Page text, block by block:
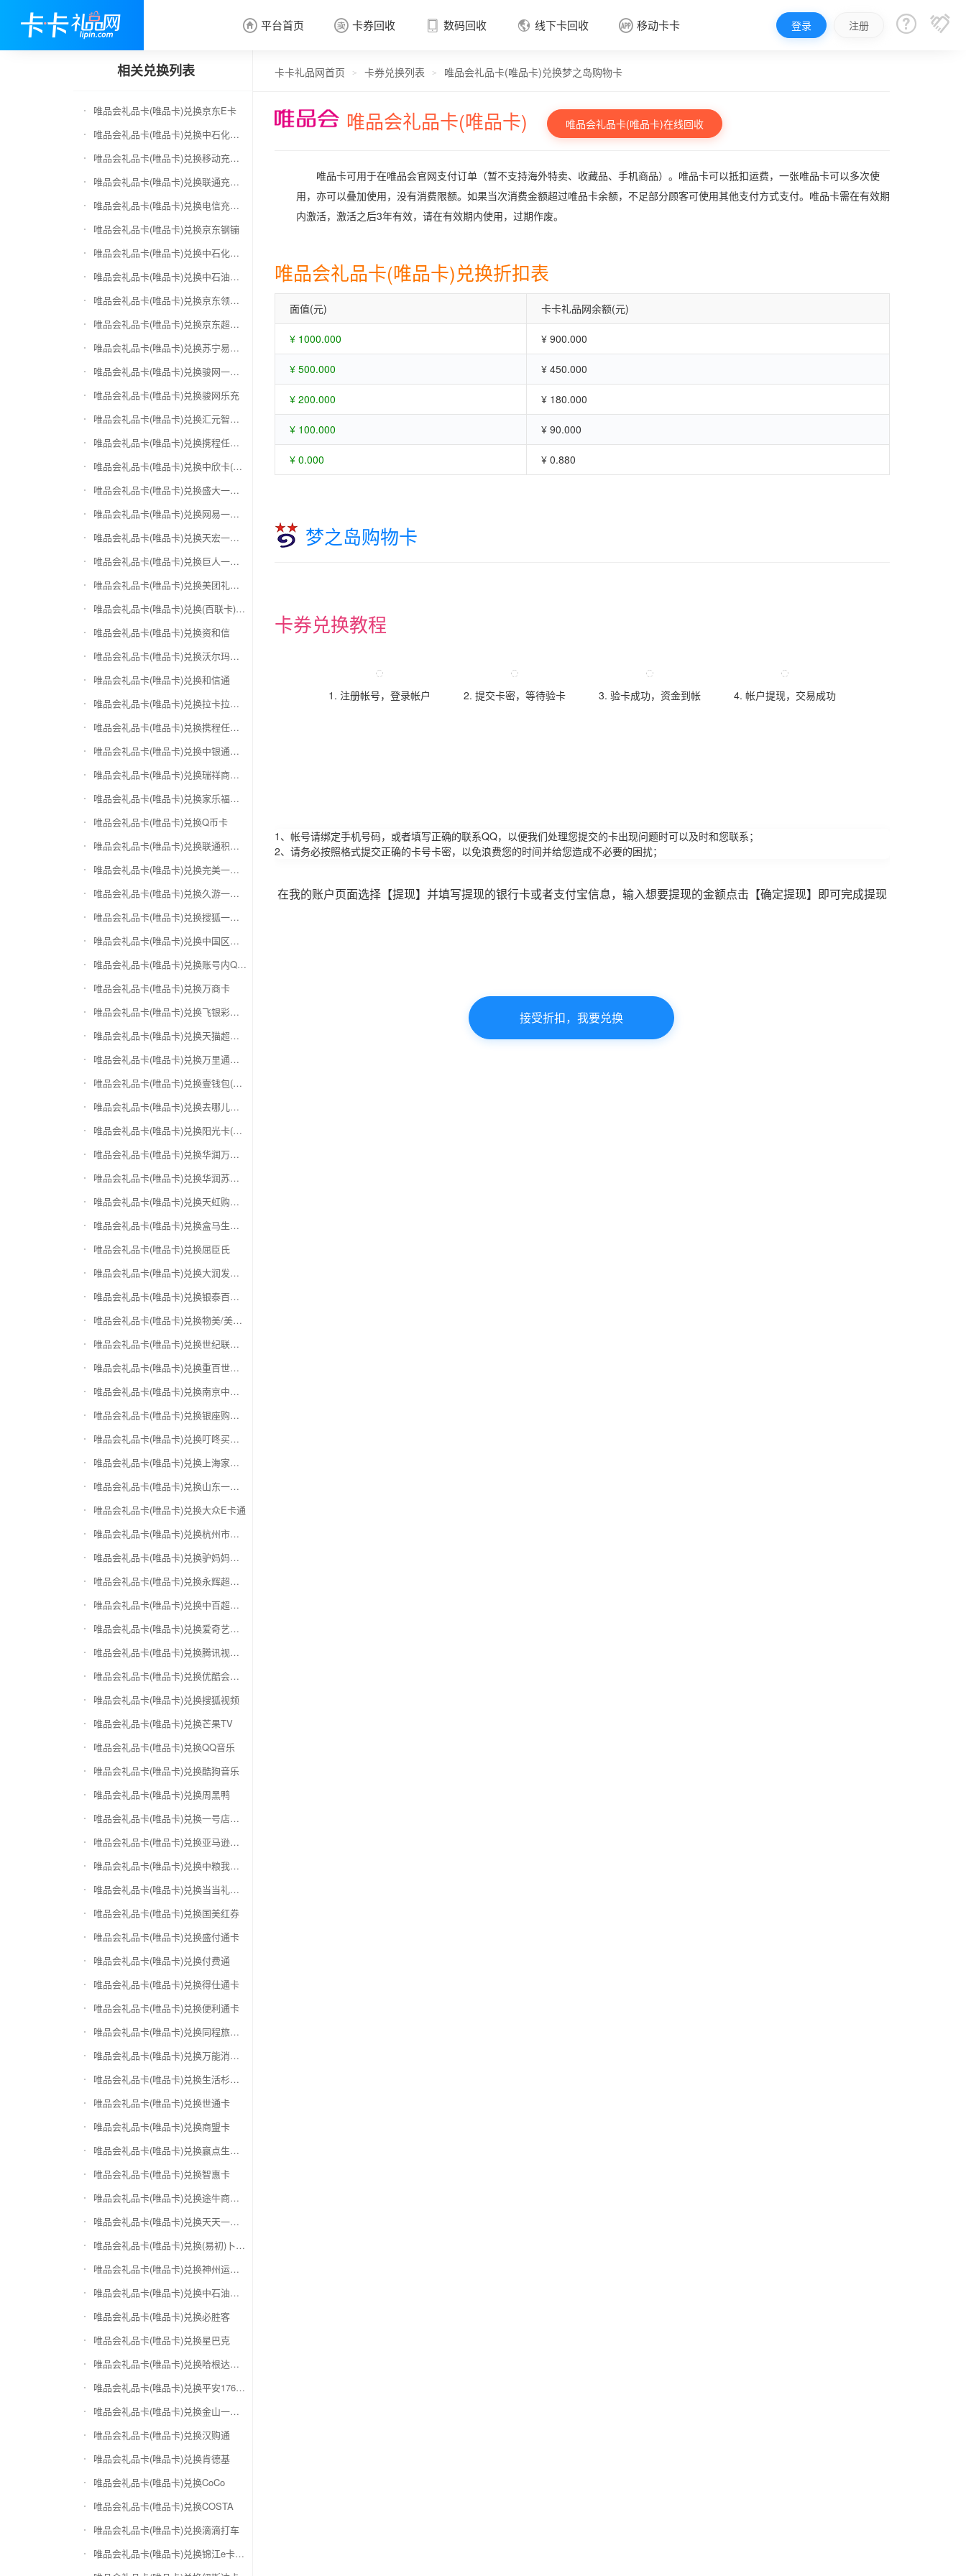
 平台首页  卡券回收
 卡券回收
 数码回收  线下卡回收  移动卡卡 登录 注册  
相关兑换列表
唯品会礼品卡(唯品卡)兑换京东E卡
唯品会礼品卡(唯品卡)兑换中石化加油卡
唯品会礼品卡(唯品卡)兑换移动充值卡（面值千万别选错）
唯品会礼品卡(唯品卡)兑换联通充值卡（面值千万别选错）
唯品会礼品卡(唯品卡)兑换电信充值卡（面值千万别选错）
唯品会礼品卡(唯品卡)兑换京东钢镚
唯品会礼品卡(唯品卡)兑换中石化加油卡无卡号（面值千万别选错）
唯品会礼品卡(唯品卡)兑换中石油全国充值卡
唯品会礼品卡(唯品卡)兑换京东领货码
唯品会礼品卡(唯品卡)兑换京东超市卡
唯品会礼品卡(唯品卡)兑换苏宁易购礼品卡
唯品会礼品卡(唯品卡)兑换骏网一卡通
唯品会礼品卡(唯品卡)兑换骏网乐充
唯品会礼品卡(唯品卡)兑换汇元智付卡
唯品会礼品卡(唯品卡)兑换携程任我行
唯品会礼品卡(唯品卡)兑换中欣卡(中欣通卡)
唯品会礼品卡(唯品卡)兑换盛大一卡通
唯品会礼品卡(唯品卡)兑换网易一卡通
唯品会礼品卡(唯品卡)兑换天宏一卡通（易冲天宏卡）
唯品会礼品卡(唯品卡)兑换巨人一卡通(征途卡)
唯品会礼品卡(唯品卡)兑换美团礼品卡
唯品会礼品卡(唯品卡)兑换(百联卡)联华ok卡
唯品会礼品卡(唯品卡)兑换资和信
唯品会礼品卡(唯品卡)兑换沃尔玛购物卡
唯品会礼品卡(唯品卡)兑换和信通
唯品会礼品卡(唯品卡)兑换拉卡拉沃尔玛
唯品会礼品卡(唯品卡)兑换携程任我游
唯品会礼品卡(唯品卡)兑换中银通支付(银联购物卡)
唯品会礼品卡(唯品卡)兑换瑞祥商联卡
唯品会礼品卡(唯品卡)兑换家乐福超市卡
唯品会礼品卡(唯品卡)兑换Q币卡
唯品会礼品卡(唯品卡)兑换联通积分Q币
唯品会礼品卡(唯品卡)兑换完美一卡通
唯品会礼品卡(唯品卡)兑换久游一卡通
唯品会礼品卡(唯品卡)兑换搜狐一卡通
唯品会礼品卡(唯品卡)兑换中国区苹果充值卡
唯品会礼品卡(唯品卡)兑换账号内Q币寄售（维护中）
唯品会礼品卡(唯品卡)兑换万商卡
唯品会礼品卡(唯品卡)兑换飞银彩虹卡
唯品会礼品卡(唯品卡)兑换天猫超市卡/享淘卡
唯品会礼品卡(唯品卡)兑换万里通积分卡
唯品会礼品卡(唯品卡)兑换壹钱包(壹卡会)
唯品会礼品卡(唯品卡)兑换去哪儿礼品卡
唯品会礼品卡(唯品卡)兑换阳光卡(阳光爱车)
唯品会礼品卡(唯品卡)兑换华润万家购物卡
唯品会礼品卡(唯品卡)兑换华润苏果卡(苏果超市卡)（维护 请暂停提交）
唯品会礼品卡(唯品卡)兑换天虹购物卡
唯品会礼品卡(唯品卡)兑换盒马生鲜礼品卡
唯品会礼品卡(唯品卡)兑换屈臣氏
唯品会礼品卡(唯品卡)兑换大润发购物卡
唯品会礼品卡(唯品卡)兑换银泰百货银泰卡
唯品会礼品卡(唯品卡)兑换物美/美通卡
唯品会礼品卡(唯品卡)兑换世纪联华充值卡(杭州联华)
唯品会礼品卡(唯品卡)兑换重百世纪卡(重庆百货)
唯品会礼品卡(唯品卡)兑换南京中央商场购物卡
唯品会礼品卡(唯品卡)兑换银座购物卡（黑卡）
唯品会礼品卡(唯品卡)兑换叮咚买菜（限通用礼品卡）
唯品会礼品卡(唯品卡)兑换上海家化卡
唯品会礼品卡(唯品卡)兑换山东一卡通
唯品会礼品卡(唯品卡)兑换大众E卡通
唯品会礼品卡(唯品卡)兑换杭州市民卡
唯品会礼品卡(唯品卡)兑换驴妈妈礼品卡
唯品会礼品卡(唯品卡)兑换永辉超市卡（限实体卡）
唯品会礼品卡(唯品卡)兑换中百超市购物卡
唯品会礼品卡(唯品卡)兑换爱奇艺会员激活码
唯品会礼品卡(唯品卡)兑换腾讯视频会员激活码
唯品会礼品卡(唯品卡)兑换优酷会员激活码
唯品会礼品卡(唯品卡)兑换搜狐视频
唯品会礼品卡(唯品卡)兑换芒果TV
唯品会礼品卡(唯品卡)兑换QQ音乐
唯品会礼品卡(唯品卡)兑换酷狗音乐
唯品会礼品卡(唯品卡)兑换周黑鸭
唯品会礼品卡(唯品卡)兑换一号店礼品卡
唯品会礼品卡(唯品卡)兑换亚马逊（只要实体卡）
唯品会礼品卡(唯品卡)兑换中粮我买网礼品卡
唯品会礼品卡(唯品卡)兑换当当礼品卡
唯品会礼品卡(唯品卡)兑换国美红券
唯品会礼品卡(唯品卡)兑换盛付通卡
唯品会礼品卡(唯品卡)兑换付费通
唯品会礼品卡(唯品卡)兑换得仕通卡
唯品会礼品卡(唯品卡)兑换便利通卡
唯品会礼品卡(唯品卡)兑换同程旅游卡
唯品会礼品卡(唯品卡)兑换万能消费卡
唯品会礼品卡(唯品卡)兑换生活杉德卡
唯品会礼品卡(唯品卡)兑换世通卡
唯品会礼品卡(唯品卡)兑换商盟卡
唯品会礼品卡(唯品卡)兑换赢点生活卡
唯品会礼品卡(唯品卡)兑换智惠卡
唯品会礼品卡(唯品卡)兑换途牛商旅卡
唯品会礼品卡(唯品卡)兑换天天一卡通
唯品会礼品卡(唯品卡)兑换(易初)卜蜂莲花礼品卡
唯品会礼品卡(唯品卡)兑换神州运通超级卡(运通网购卡)
唯品会礼品卡(唯品卡)兑换中石油省卡
唯品会礼品卡(唯品卡)兑换必胜客
唯品会礼品卡(唯品卡)兑换星巴克
唯品会礼品卡(唯品卡)兑换哈根达斯电子券
唯品会礼品卡(唯品卡)兑换平安1768欢乐豆
唯品会礼品卡(唯品卡)兑换金山一卡通
唯品会礼品卡(唯品卡)兑换汉购通
唯品会礼品卡(唯品卡)兑换肯德基
唯品会礼品卡(唯品卡)兑换CoCo
唯品会礼品卡(唯品卡)兑换COSTA
唯品会礼品卡(唯品卡)兑换滴滴打车
唯品会礼品卡(唯品卡)兑换锦江e卡通(锦江一卡通)
卡卡礼品网首页 > 卡券兑换列表 > 唯品会礼品卡(唯品卡)兑换梦之岛购物卡
唯品会礼品卡(唯品卡) 唯品会礼品卡(唯品卡)在线回收
唯品卡可用于在唯品会官网支付订单（暂不支持海外特卖、收藏品、手机商品）。唯品卡可以抵扣运费，一张唯品卡可以多次使
用，亦可以叠加使用，没有消费限额。如果当次消费金额超过唯品卡余额，不足部分顾客可使用其他支付方式支付。唯品卡需在有效期
内激活，激活之后3年有效，请在有效期内使用，过期作废。
唯品会礼品卡(唯品卡)兑换折扣表
面值(元) 卡卡礼品网余额(元)
¥ 1000.000 ¥ 900.000
¥ 500.000 ¥ 450.000
¥ 200.000 ¥ 180.000
¥ 100.000 ¥ 90.000
¥ 0.000 ¥ 0.880
梦之岛购物卡
卡券兑换教程
1. 注册帐号，登录帐户 2. 提交卡密，等待验卡 3. 验卡成功，资金到帐 4. 帐户提现，交易成功
1、帐号请绑定手机号码，或者填写正确的联系QQ，以便我们处理您提交的卡出现问题时可以及时和您联系；
2、请务必按照格式提交正确的卡号卡密，以免浪费您的时间并给您造成不必要的困扰；
在我的账户页面选择【提现】并填写提现的银行卡或者支付宝信息，输入想要提现的金额点击【确定提现】即可完成提现
接受折扣，我要兑换